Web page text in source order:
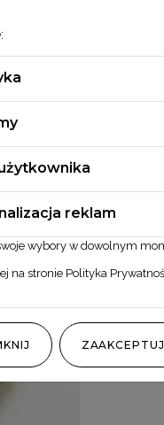
3
reklam
wybory w dowolnym
na stronie Polityka